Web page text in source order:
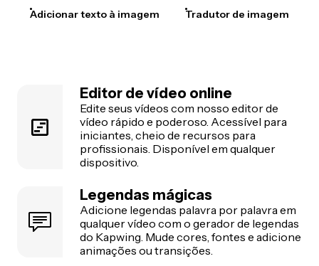
Adicionar texto à imagem Tradutor de imagem
Editor de vídeo online
Edite seus vídeos com nosso editor de
vídeo rápido e poderoso. Acessível para
iniciantes, cheio de recursos para
profissionais. Disponível em qualquer
dispositivo.
Legendas mágicas
Adicione legendas palavra por palavra em
qualquer vídeo com o gerador de legendas
do Kapwing. Mude cores, fontes e adicione
animações ou transições.